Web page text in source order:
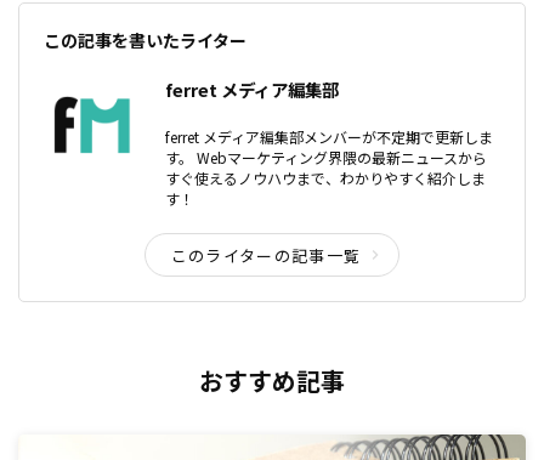
この記事を書いたライター
ferret メディア編集部
ferret メディア編集部メンバーが不定期で更新しま
す。 Webマーケティング界隈の最新ニュースから
すぐ使えるノウハウまで、わかりやすく紹介しま
す！
このライターの記事一覧
おすすめ記事